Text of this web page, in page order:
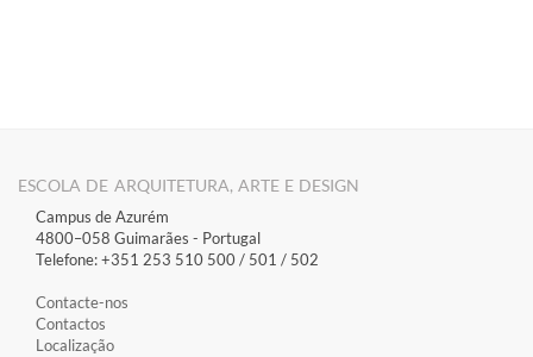
ESCOLA DE ARQUITETURA, ARTE E DESIGN
Campus de Azurém
4800–058 Guimarães​ - Portugal
Telefone: +351 253 510 500 / 501 / 502
Contacte-nos
Contactos
Localização